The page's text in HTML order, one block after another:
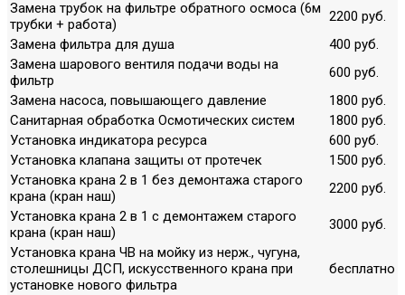
Замена трубок на фильтре обратного осмоса (6м
трубки + работа)
2200 руб.
Замена фильтра для душа
400 руб.
Замена шарового вентиля подачи воды на
фильтр
600 руб.
Замена насоса, повышающего давление
1800 руб.
Санитарная обработка Осмотических систем
1800 руб.
Установка индикатора ресурса
600 руб.
Установка клапана защиты от протечек
1500 руб.
Установка крана 2 в 1 без демонтажа старого
крана (кран наш)
2200 руб.
Установка крана 2 в 1 с демонтажем старого
крана (кран наш)
3000 руб.
Установка крана ЧВ на мойку из нерж., чугуна,
столешницы ДСП, искусственного крана при
установке нового фильтра
бесплатно